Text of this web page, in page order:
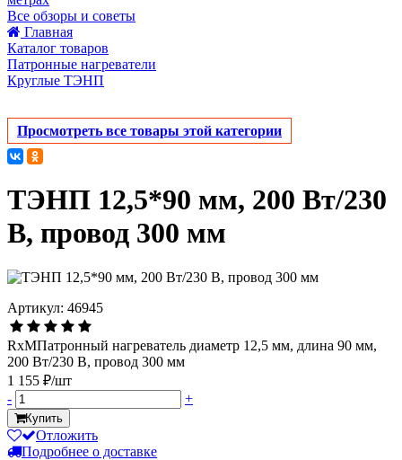
Все обзоры и советы
Главная
Каталог товаров
Патронные нагреватели
Круглые ТЭНП
Просмотреть все товары этой категории
ТЭНП 12,5*90 мм, 200 Вт/230
В, провод 300 мм
Артикул: 46945
RxMПатронный нагреватель диаметр 12,5 мм, длина 90 мм,
200 Вт/230 В, провод 300 мм
1 155 ₽/шт
-
+
Купить
Отложить
Подробнее о доставке